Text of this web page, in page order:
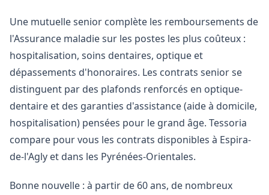
Une mutuelle senior complète les remboursements de
l'Assurance maladie sur les postes les plus coûteux :
hospitalisation, soins dentaires, optique et
dépassements d'honoraires. Les contrats senior se
distinguent par des plafonds renforcés en optique-
dentaire et des garanties d'assistance (aide à domicile,
hospitalisation) pensées pour le grand âge. Tessoria
compare pour vous les contrats disponibles à Espira-
de-l'Agly et dans les Pyrénées-Orientales.
Bonne nouvelle : à partir de 60 ans, de nombreux